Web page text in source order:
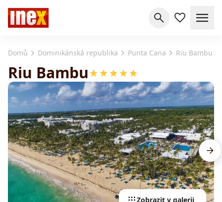
Domů Dominikánská republika Punta Cana Riu Bambu
Riu Bambu
Zobrazit v galerii